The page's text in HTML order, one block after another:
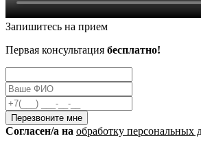
Запишитесь на прием
Первая консультация бесплатно!
Перезвоните мне
Cогласен/а на обработку персональных